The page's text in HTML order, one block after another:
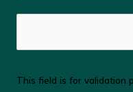
This field is for validation